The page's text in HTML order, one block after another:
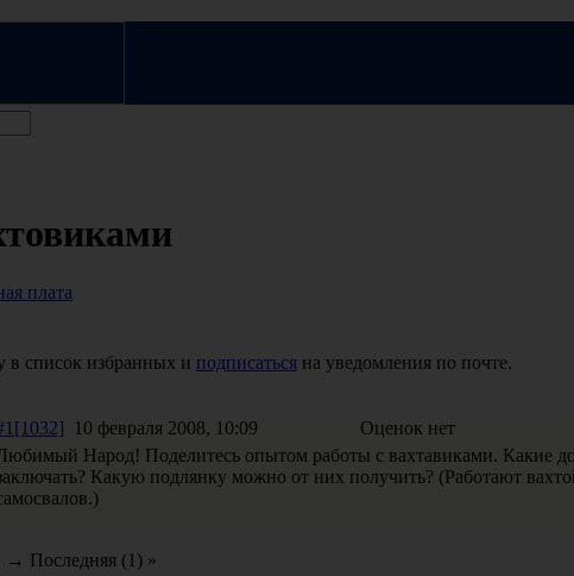
плата
в список избранных и подписаться на уведомления по почте.
10 февраля 2008, 10:09
Оценок нет
Народ! Поделитесь опытом работы с вахтавиками. Какие
Какую подлянку можно от них получить? (Работают
→ Последняя (1) »